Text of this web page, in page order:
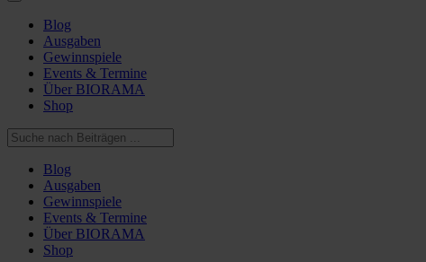
Blog
Ausgaben
Gewinnspiele
Events & Termine
Über BIORAMA
Shop
Blog
Ausgaben
Gewinnspiele
Events & Termine
Über BIORAMA
Shop